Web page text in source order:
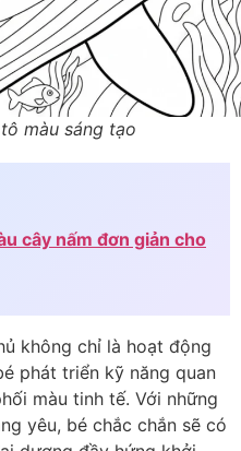
màu sáng tạo
cây nấm đơn giản cho
không chỉ là hoạt động
phát triển kỹ năng quan
màu tinh tế. Với những
yêu, bé chắc chắn sẽ có